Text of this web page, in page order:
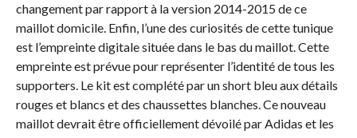
changement par rapport à la version 2014-2015 de ce
maillot domicile. Enfin, l’une des curiosités de cette tunique
est l’empreinte digitale située dans le bas du maillot. Cette
empreinte est prévue pour représenter l’identité de tous les
supporters. Le kit est complété par un short bleu aux détails
rouges et blancs et des chaussettes blanches. Ce nouveau
maillot devrait être officiellement dévoilé par Adidas et les